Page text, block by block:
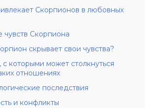
Скорпионов в любовных
чувств Скорпиона
скрывает свои чувства?
которыми может столкнуться
отношениях
последствия
и конфликты